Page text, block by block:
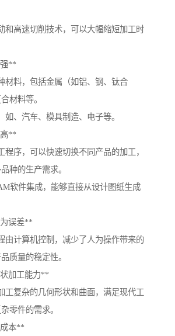
和高速切削技术，可以大幅缩短加工时
**
材料，包括金属（如铝、钢、钛合
材料等。
、汽车、模具制造、电子等。
**
序，可以快速切换不同产品的加工，
种的生产需求。
软件集成，能够直接从设计图纸生成
误差**
由计算机控制，减少了人为操作带来的
质量的稳定性。
加工能力**
工复杂的几何形状和曲面，满足现代工
零件的需求。
本**